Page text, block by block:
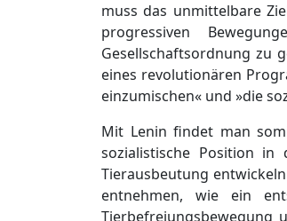
muss das unmittelbare
progressiven
Gesellschaftsordnung zu
eines revolutionären
einzumischen« und »die
Mit Lenin findet man
sozialistische Position
Tierausbeutung
entnehmen, wie ein
Tierbefreiungsbewegung